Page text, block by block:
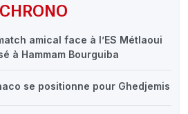
CHRONO
amical face à l’ES Métlaoui
à Hammam Bourguiba
se positionne pour Ghedjemis